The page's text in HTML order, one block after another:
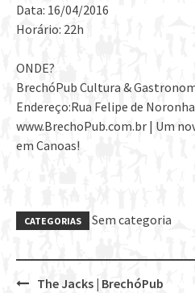
Data: 16/04/2016
Horário: 22h
ONDE?
BrechóPub Cultura &
Endereço:Rua Felipe de
www.BrechoPub.com.br | Um
em Canoas!
CATEGORIAS Sem categoria
The Jacks | BrechóPub